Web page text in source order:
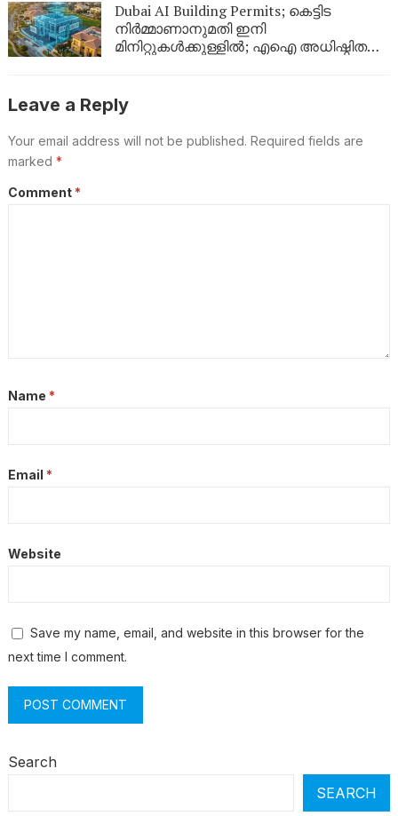
Dubai AI Building Permits; കെട്ടിട
നിർമ്മാണാനുമതി ഇനി
മിനിറ്റുകൾക്കുള്ളിൽ; എഐ അധിഷ്ഠിത
Leave a Reply
Your email address will not be published. Required fields are
marked *
Comment *
Name *
Email *
Website
Save my name, email, and website in this browser for the
next time I comment.
Search
SEARCH